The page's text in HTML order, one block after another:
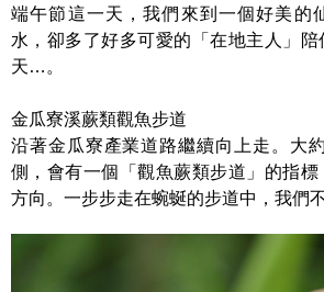
端午節這一天，我們來到一個好美的
水，卻多了好多可愛的「在地主人」
天…。
金瓜寮溪蕨類觀魚步道
沿著金瓜寮產業道路繼續向上走。大
側，會有一個「觀魚蕨類步道」的指
方向。一步步走在蜿蜒的步道中，我們